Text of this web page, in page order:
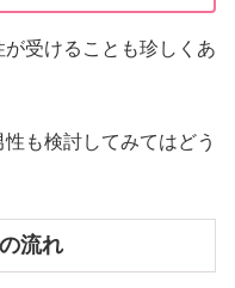
受けることも珍しくあ
も検討してみてはどう
流れ